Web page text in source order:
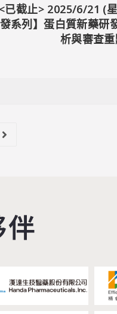
已截止> 2025/6/21 (
發系列】蛋白質新藥研
析與審查